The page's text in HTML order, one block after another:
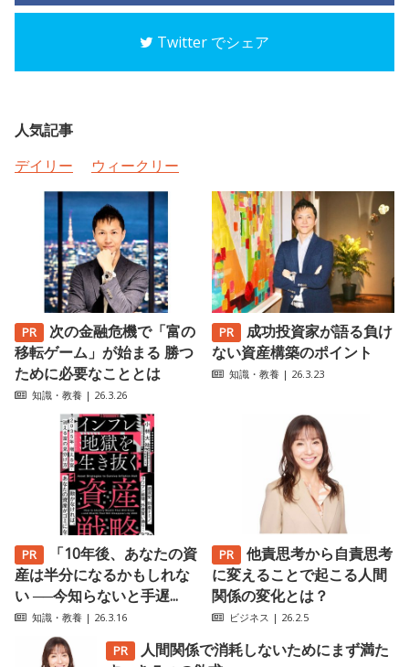
Twitter でシェア
人気記事
デイリー
ウィークリー
次の金融危機で「富の
移転ゲーム」が始まる 勝つ
ために必要なこととは
知識・教養 | 26.3.26
成功投資家が語る負け
ない資産構築のポイント
知識・教養 | 26.3.23
「10年後、あなたの資
産は半分になるかもしれな
い ──今知らないと手遅...
知識・教養 | 26.3.16
他責思考から自責思考
に変えることで起こる人間
関係の変化とは？
ビジネス | 26.2.5
人間関係で消耗しないためにまず満た